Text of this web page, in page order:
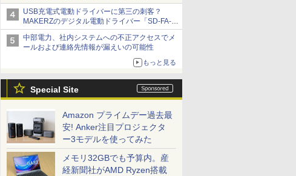
USB充電式電動ドライバーに第三の刺客？
MAKERZのデジタル電動ドライバー「SD-FA-
2000L」を、ベッセル、パナソニックと比較し
てみた 【テレワークグッズ・ミニレビュー 第
165回】
中部電力、社内システムへの不正アクセスでメ
ールおよび連絡先情報が漏えいの可能性
もっと見る
Special Site
Amazon プライムデー過去最
安! Anker注目プロジェクタ
ー3モデルを使ってみた
メモリ32GBでも予算内。産
経新聞社がAMD Ryzen搭載